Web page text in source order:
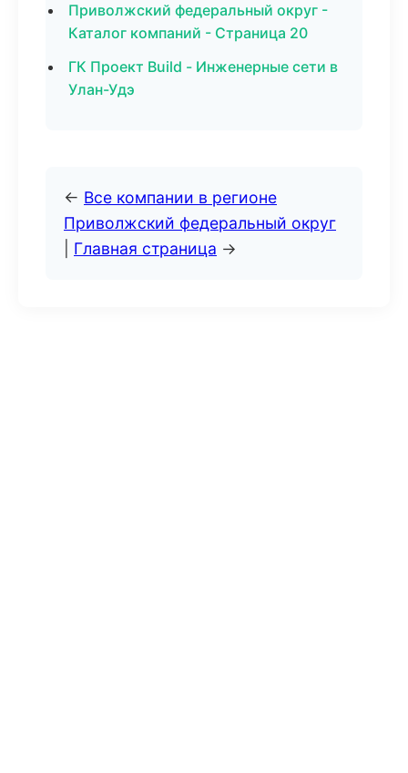
Приволжский федеральный округ -
Каталог компаний - Страница 20
ГК Проект Build - Инженерные сети в
Улан-Удэ
← Все компании в регионе
Приволжский федеральный округ
Главная страница →